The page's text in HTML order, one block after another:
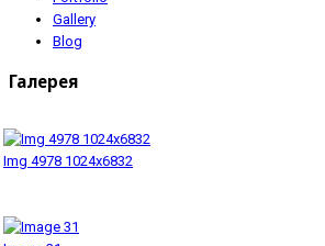
Gallery
Blog
Галерея
Img 4978 1024x6832